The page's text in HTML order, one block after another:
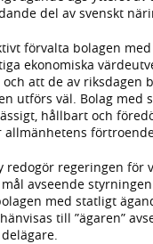
del av svenskt
förvalta bolagen
ekonomiska
att de av riksdagen
utförs väl. Bolag med
hållbart och
redogör regeringen för
avseende
med statligt
till ”ägaren”